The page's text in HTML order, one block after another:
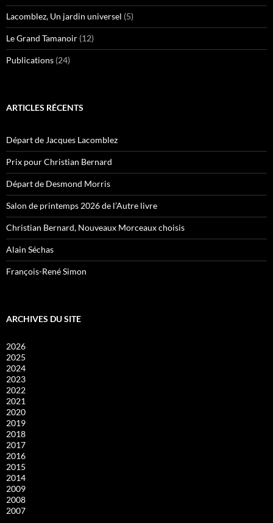
Lacomblez, Un jardin universel (5)
Le Grand Tamanoir (12)
Publications (24)
ARTICLES RÉCENTS
Départ de Jacques Lacomblez
Prix pour Christian Bernard
Départ de Desmond Morris
Salon de printemps 2026 de l’Autre livre
Christian Bernard, Nouveaux Morceaux choisis
Alain Séchas
François-René Simon
ARCHIVES DU SITE
2026
2025
2024
2023
2022
2021
2020
2019
2018
2017
2016
2015
2014
2009
2008
2007